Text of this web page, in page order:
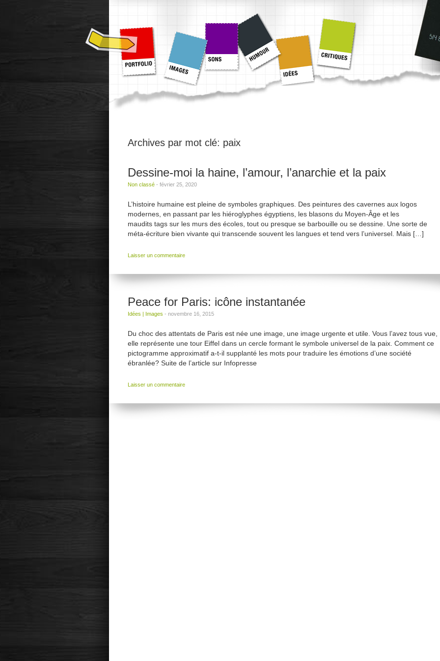
Archives par mot clé: paix
Dessine-moi la haine, l’amour, l’anarchie et la paix
Non classé - février 25, 2020
L’histoire humaine est pleine de symboles graphiques. Des peintures des cavernes aux logos
modernes, en passant par les hiéroglyphes égyptiens, les blasons du Moyen-Âge et les
maudits tags sur les murs des écoles, tout ou presque se barbouille ou se dessine. Une sorte de
méta-écriture bien vivante qui transcende souvent les langues et tend vers l’universel. Mais […]
Laisser un commentaire
Peace for Paris: icône instantanée
Idées Images - novembre 16, 2015
Du choc des attentats de Paris est née une image, une image urgente et utile. Vous l’avez tous vue,
elle représente une tour Eiffel dans un cercle formant le symbole universel de la paix. Comment ce
pictogramme approximatif a-t-il supplanté les mots pour traduire les émotions d’une société
ébranlée? Suite de l’article sur Infopresse
Laisser un commentaire